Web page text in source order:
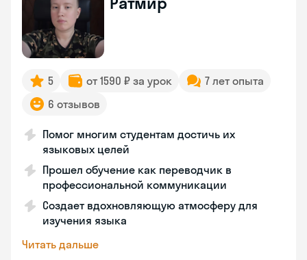
5 от 1590 ₽ за урок
7 лет опыта
6 отзывов
Помог многим студентам достичь их
языковых целей
Прошел обучение как переводчик в
профессиональной коммуникации
Создает вдохновляющую атмосферу для
изучения языка
Читать дальше